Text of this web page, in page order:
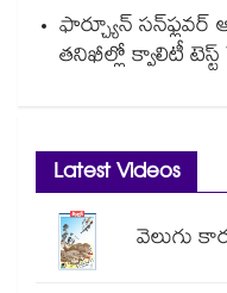
ఫార్చ్యూన్
తనిఖీల్లో క్వాలిటీ
Latest Videos
వెలుగు